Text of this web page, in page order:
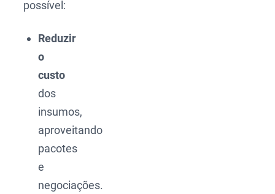
possível:
Reduzir
o
custo
dos
insumos,
aproveitando
pacotes
e
negociações.